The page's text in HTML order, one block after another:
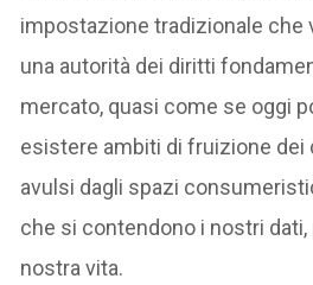
impostazione tradizionale che
una autorità dei diritti
mercato, quasi come se oggi
esistere ambiti di fruizione dei
avulsi dagli spazi
che si contendono i nostri
nostra vita.